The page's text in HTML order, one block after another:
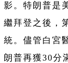
影。特朗普是
繼拜登之後，
統。儘管白宮
朗普再獲30分